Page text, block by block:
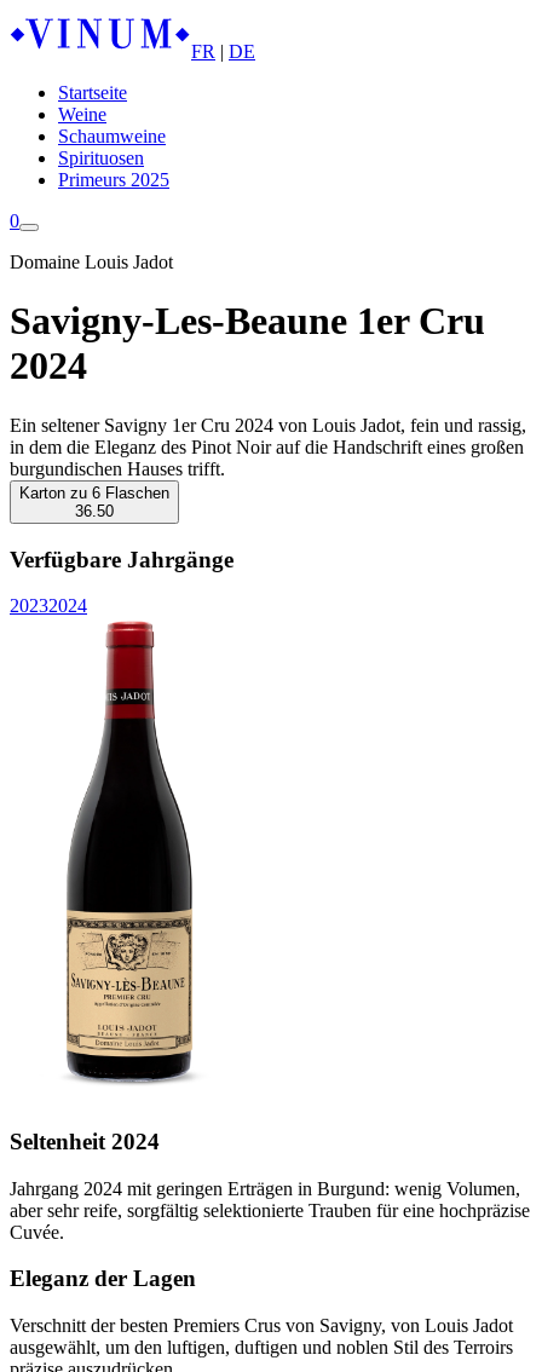
FR | DE
Startseite
Weine
Schaumweine
Spirituosen
Primeurs 2025
0
Domaine Louis Jadot
Savigny-Les-Beaune 1er Cru
2024
Ein seltener Savigny 1er Cru 2024 von Louis Jadot, fein und rassig,
in dem die Eleganz des Pinot Noir auf die Handschrift eines großen
burgundischen Hauses trifft.
Karton zu 6 Flaschen
36.50
Verfügbare Jahrgänge
20232024
Seltenheit 2024
Jahrgang 2024 mit geringen Erträgen in Burgund: wenig Volumen,
aber sehr reife, sorgfältig selektionierte Trauben für eine hochpräzise
Cuvée.
Eleganz der Lagen
Verschnitt der besten Premiers Crus von Savigny, von Louis Jadot
ausgewählt, um den luftigen, duftigen und noblen Stil des Terroirs